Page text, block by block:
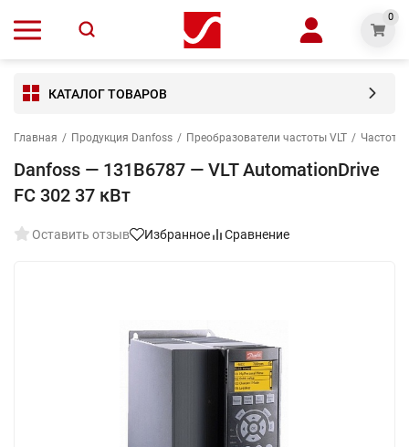
0
КАТАЛОГ ТОВАРОВ
Главная / Продукция Danfoss / Преобразователи частоты VLT /
Danfoss — 131B6787 — VLT AutomationDrive
FC 302 37 кВт
Оставить отзыв Избранное Сравнение